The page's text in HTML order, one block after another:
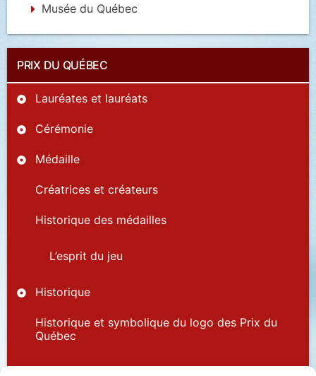
PRIX DU QUÉBEC
Lauréates et lauréats
Cérémonie
Médaille
Créatrices et créateurs
Historique des médailles
L’esprit du jeu
Historique
Historique et symbolique du logo des Prix du
Québec
Musée du Québec